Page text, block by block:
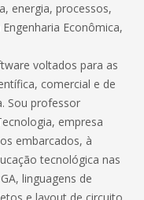
energia, processos,
Econômica,
voltados para as
comercial e de
Sou professor
empresa
embarcados, à
tecnológica nas
linguagens de